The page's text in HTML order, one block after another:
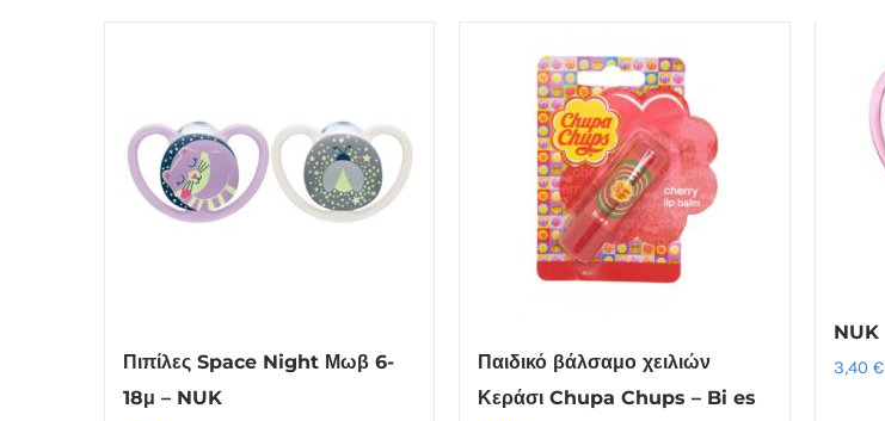
Πιπίλες Space Night Μωβ 6-
18μ – NUK
Παιδικό βάλσαμο χειλιών
Κεράσι Chupa Chups – Bi es
NUK
3,40 €